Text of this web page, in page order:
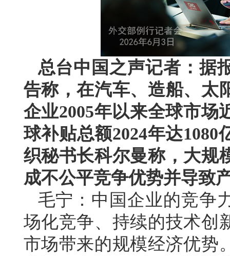
总台中国之声记者：据
告称，在汽车、造船、太
企业2005年以来全球市场
球补贴总额2024年达
织秘书长科尔曼称，大规
成不公平竞争优势并导致
毛宁：中国企业的竞争
场化竞争、持续的技术创
市场带来的规模经济优势